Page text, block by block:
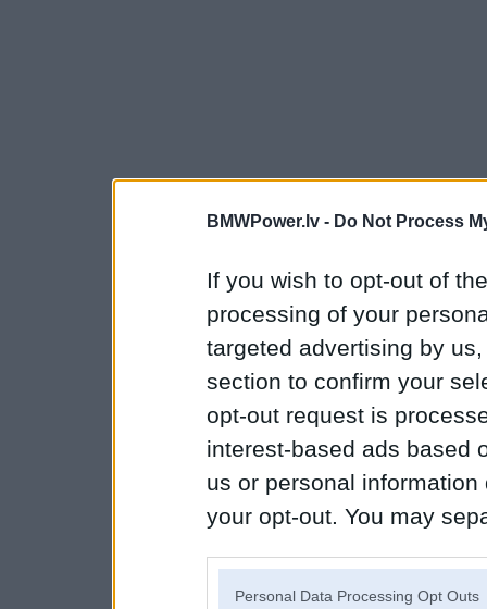
BMWPower.lv - Do Not Process
If you wish to opt-out of
processing of your
targeted advertising by
section to confirm your
opt-out request is
interest-based ads based
us or personal
your opt-out. You may
Personal Data Processing Opt Outs